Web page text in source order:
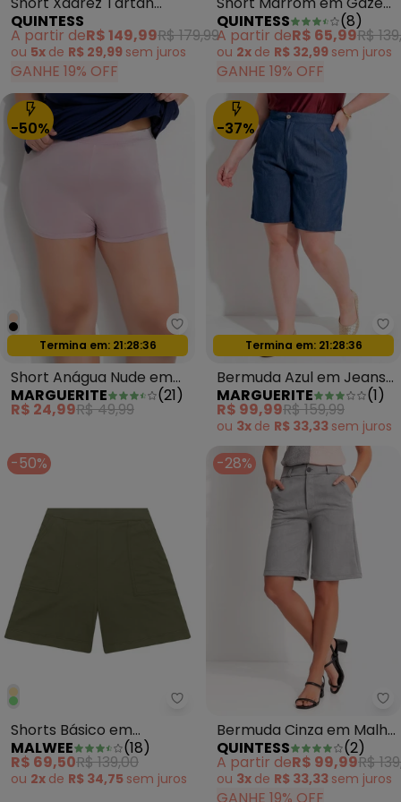
Cinza em Tecido Sarjado
QUINTESS
A partir deR$ 149,99R$ 179,99
ou 5x de R$ 29,99 sem juros
GANHE 19% OFF
de Algodão
QUINTESS (8)
A partir deR$ 65,99R$
ou 2x de R$ 32,99 sem juros
GANHE 19% OFF
-50%
Marguerite - Short Anágua
Oferta relâmpago
Termina em: 21:28:34
Short Anágua Nude em
Malha Fria
MARGUERITE (21)
R$ 24,99R$ 49,99
-37%
Oferta relâmpago
Termina em: 21:28:34
Bermuda Azul em Jeans
Leve
MARGUERITE (1)
R$ 99,99R$ 159,99
ou 3x de R$ 33,33 sem juros
-50%
Malwee - Shorts Básico em
Shorts Básico em
Moletom Verde Militar
MALWEE (18)
R$ 69,50R$ 139,00
ou 2x de R$ 34,75 sem juros
-28%
Bermuda Cinza em Malha
Suede
QUINTESS (2)
A partir deR$ 99,99R$
ou 3x de R$ 33,33 sem juros
GANHE 19% OFF